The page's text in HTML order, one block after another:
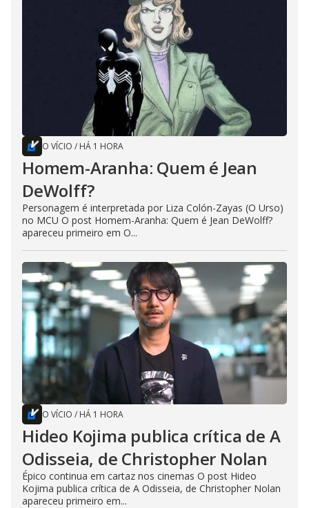
O VÍCIO / HÁ 1 HORA
Homem-Aranha: Quem é Jean
DeWolff?
Personagem é interpretada por Liza Colón-Zayas (O Urso)
no MCU O post Homem-Aranha: Quem é Jean DeWolff?
apareceu primeiro em O...
O VÍCIO / HÁ 1 HORA
Hideo Kojima publica crítica de A
Odisseia, de Christopher Nolan
Épico continua em cartaz nos cinemas O post Hideo
Kojima publica crítica de A Odisseia, de Christopher Nolan
apareceu primeiro em...